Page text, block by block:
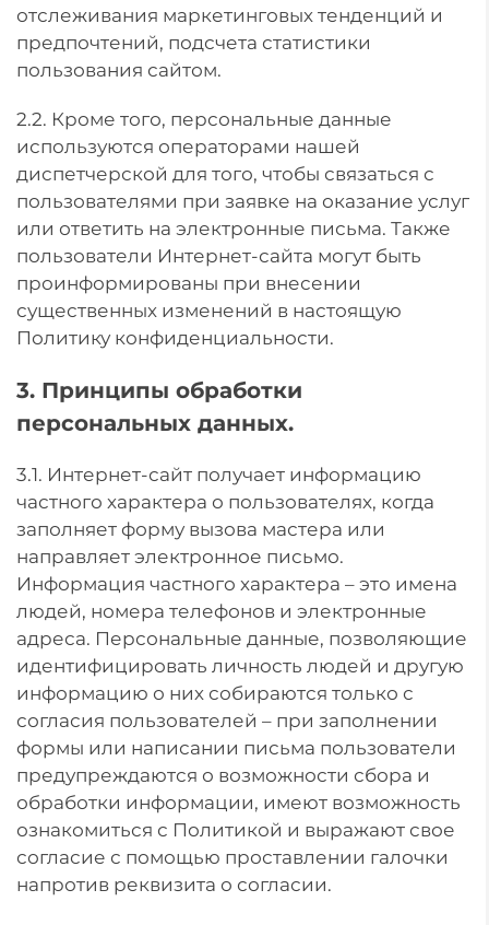
отслеживания маркетинговых тенденций и
предпочтений, подсчета статистики
пользования сайтом.
2.2. Кроме того, персональные данные
используются операторами нашей
диспетчерской для того, чтобы связаться с
пользователями при заявке на оказание услуг
или ответить на электронные письма. Также
пользователи Интернет-сайта могут быть
проинформированы при внесении
существенных изменений в настоящую
Политику конфиденциальности.
3. Принципы обработки
персональных данных.
3.1. Интернет-сайт получает информацию
частного характера о пользователях, когда
заполняет форму вызова мастера или
направляет электронное письмо.
Информация частного характера – это имена
людей, номера телефонов и электронные
адреса. Персональные данные, позволяющие
идентифицировать личность людей и другую
информацию о них собираются только с
согласия пользователей – при заполнении
формы или написании письма пользователи
предупреждаются о возможности сбора и
обработки информации, имеют возможность
ознакомиться с Политикой и выражают свое
согласие с помощью проставлении галочки
напротив реквизита о согласии.